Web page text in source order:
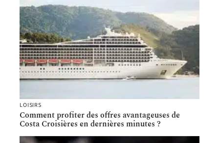
LOISIRS
Comment profiter des offres avantageuses de
Costa Croisières en dernières minutes ?